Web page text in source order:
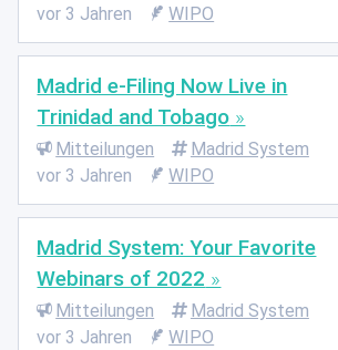
vor 3 Jahren
WIPO
Madrid e-Filing Now Live in
Trinidad and Tobago
Mitteilungen
Madrid System
vor 3 Jahren
WIPO
Madrid System: Your Favorite
Webinars of 2022
Mitteilungen
Madrid System
vor 3 Jahren
WIPO